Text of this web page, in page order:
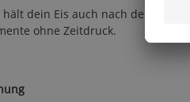
hält dein Eis auch nach der
ohne Zeitdruck.